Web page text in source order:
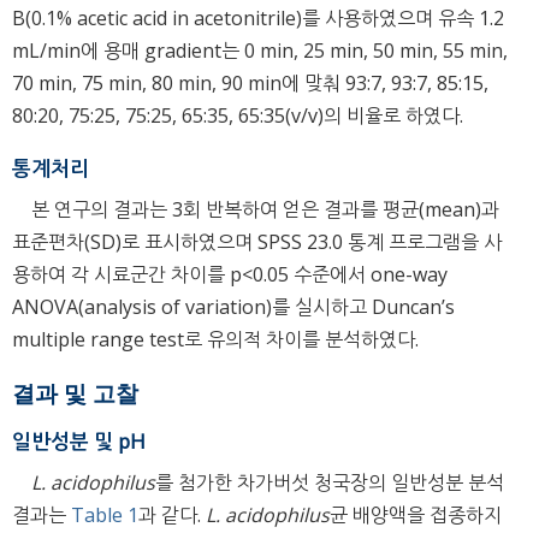
B(0.1% acetic acid in acetonitrile)를 사용하였으며 유속 1.2
mL/min에 용매 gradient는 0 min, 25 min, 50 min, 55 min,
70 min, 75 min, 80 min, 90 min에 맞춰 93:7, 93:7, 85:15,
80:20, 75:25, 75:25, 65:35, 65:35(v/v)의 비율로 하였다.
통계처리
본 연구의 결과는 3회 반복하여 얻은 결과를 평균(mean)과
표준편차(SD)로 표시하였으며 SPSS 23.0 통계 프로그램을 사
용하여 각 시료군간 차이를 p<0.05 수준에서 one-way
ANOVA(analysis of variation)를 실시하고 Duncan’s
multiple range test로 유의적 차이를 분석하였다.
결과 및 고찰
일반성분 및 pH
L. acidophilus를 첨가한 차가버섯 청국장의 일반성분 분석
결과는 Table 1과 같다. L. acidophilus균 배양액을 접종하지